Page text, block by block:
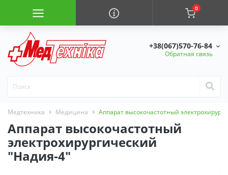
0
+38(067)570-76-84
Обратная связь
Медтехника Медицина Аппарат высокочастотный
Аппарат высокочастотный
электрохирургический
"Надия-4"